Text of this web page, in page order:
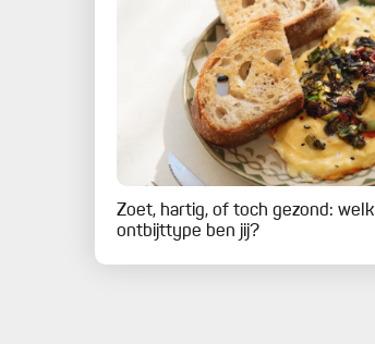
Zoet, hartig, of toch gezond: welk
ontbijttype ben jij?